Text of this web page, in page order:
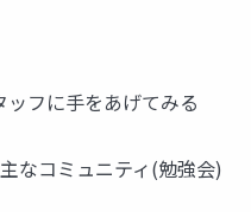
フに手をあげてみる
なコミュニティ(勉強会)